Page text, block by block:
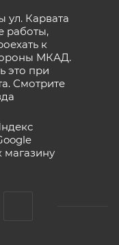
ул. Карвата
работы,
к
МКАД.
это при
Смотрите
магазину